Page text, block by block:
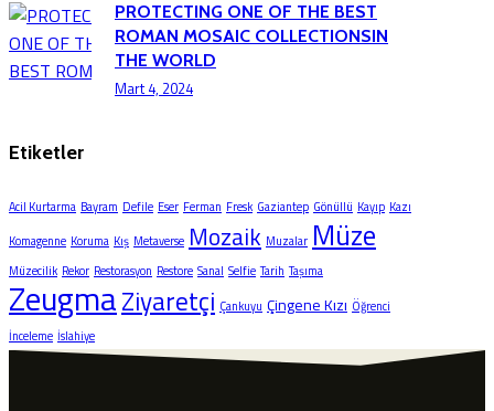
PROTECTING ONE OF THE BEST
ROMAN MOSAIC COLLECTIONSIN
THE WORLD
Mart 4, 2024
Etiketler
Acil Kurtarma Bayram Defile Eser Ferman Fresk Gaziantep Gönüllü Kayıp Kazı
Komagenne Koruma Kış Metaverse Mozaik Muzalar Müze
Müzecilik Rekor Restorasyon Restore Sanal Selfie Tarih Taşıma
ZeugmaZiyaretçi Çankuyu Çingene Kızı Öğrenci
İnceleme İslahiye